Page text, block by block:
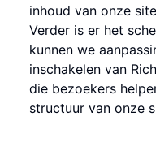
inhoud van onze
Verder is er het
kunnen we
inschakelen van
die bezoekers
structuur van onze